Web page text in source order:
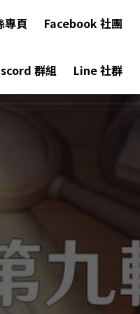
專頁 Facebook 社團
群組 Line 社群